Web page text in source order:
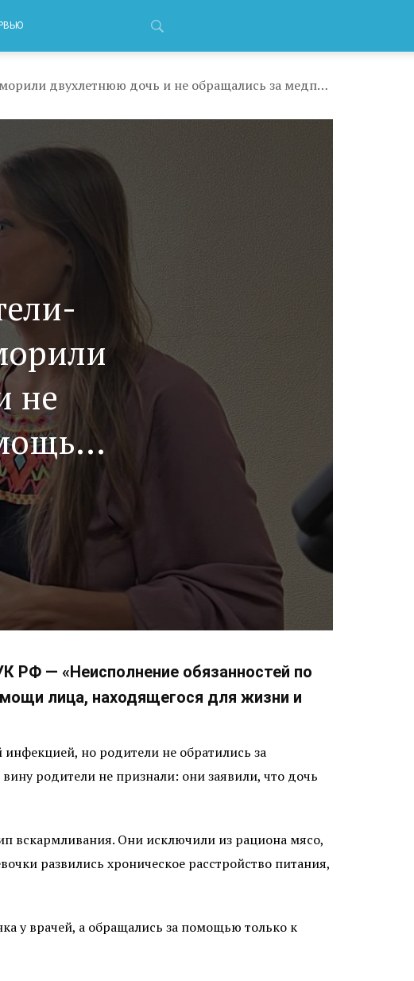
Красноярские родители-сыроеды, которые заморили двухлетнюю дочь и не обращались за медпомощью, получили 11 месяцев исправительных работ
не
РФ — «Неисполнение обязанностей по
лица, находящегося для жизни и
инфекцией, но родители не обратились за
родители не признали: они заявили, что дочь
вскармливания. Они исключили из рациона мясо,
развились хроническое расстройство питания,
у врачей, а обращались за помощью только к